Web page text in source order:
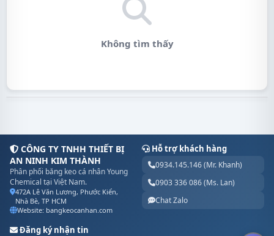
Không tìm thấy
CÔNG TY TNHH THIẾT BỊ
AN NINH KIM THÀNH
Phân phối băng keo cá nhân Young
Chemical tại Việt Nam.
472A Lê Văn Lương, Phước Kiển,
Nhà Bè, TP HCM
Website: bangkeocanhan.com
Hỗ trợ khách hàng
0934.145.146 (Mr. Khanh)
0903 336 086 (Ms. Lan)
Chat Zalo
Đăng ký nhận tin